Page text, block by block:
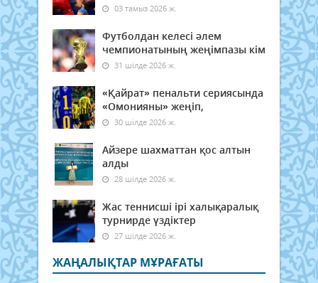
03 тамыз 2026 ж.
Футболдан келесі әлем
чемпионатының жеңімпазы кім
31 шілде 2026 ж.
«Қайрат» пенальти сериясында
«Омонияны» жеңіп,
30 шілде 2026 ж.
Айзере шахматтан қос алтын
алды
28 шілде 2026 ж.
Жас теннисші ірі халықаралық
турнирде үздіктер
27 шілде 2026 ж.
ЖАҢАЛЫҚТАР МҰРАҒАТЫ